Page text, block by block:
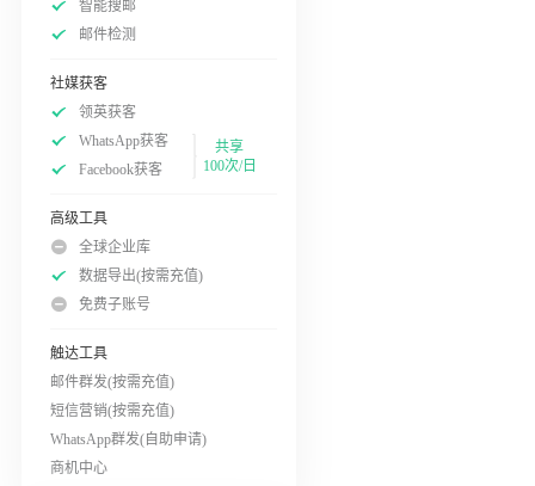
智能搜邮
邮件检测
社媒获客
领英获客
WhatsApp获客
Facebook获客
共享
100次/日
高级工具
全球企业库
数据导出(按需充值)
免费子账号
触达工具
邮件群发(按需充值)
短信营销(按需充值)
WhatsApp群发(自助申请)
商机中心